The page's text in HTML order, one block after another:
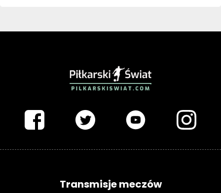
Transmisje meczów